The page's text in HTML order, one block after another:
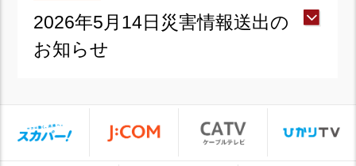
2026年5月14日災害情報送出の
お知らせ